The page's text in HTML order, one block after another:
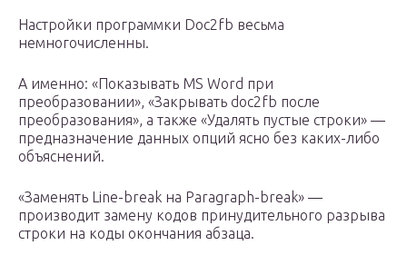
Настройки программки Doc2fb весьма
немногочисленны.
А именно: «Показывать MS Word при
преобразовании», «Закрывать doc2fb после
преобразования», а также «Удалять пустые строки» —
предназначение данных опций ясно без каких-либо
объяснений.
«Заменять Line-break на Paragraph-break» —
производит замену кодов принудительного разрыва
строки на коды окончания абзаца.